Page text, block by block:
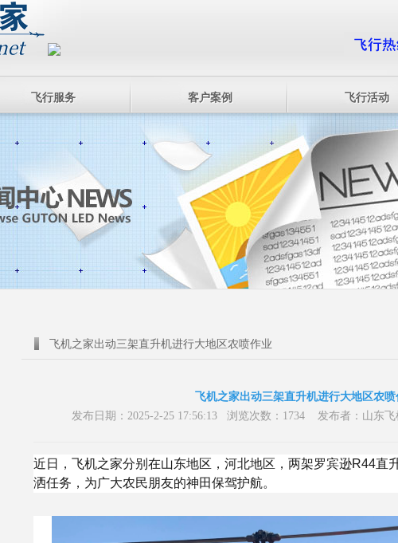
飞行服务 客户案例 飞行活动
飞机之家出动三架直升机进行大地区农喷作业
飞机之家出动三架直升机进行大地区农喷
发布日期：2025-2-25 17:56:13 浏览次数：1734 发布者：山东飞
近日，飞机之家分别在山东地区，河北地区，两架罗宾逊R44直
洒任务，为广大农民朋友的神田保驾护航。